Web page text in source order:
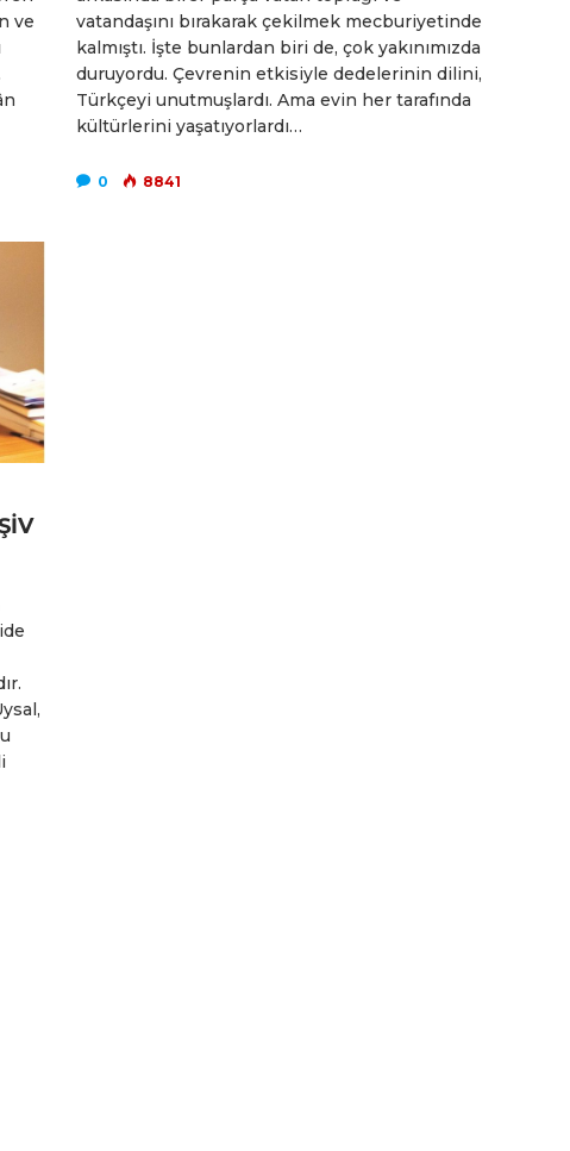
ve
vatandaşını bırakarak çekilmek mecburiyetinde
kalmıştı. İşte bunlardan biri de, çok yakınımızda
duruyordu. Çevrenin etkisiyle dedelerinin dilini,
Türkçeyi unutmuşlardı. Ama evin her tarafında
kültürlerini yaşatıyorlardı…
0 8841